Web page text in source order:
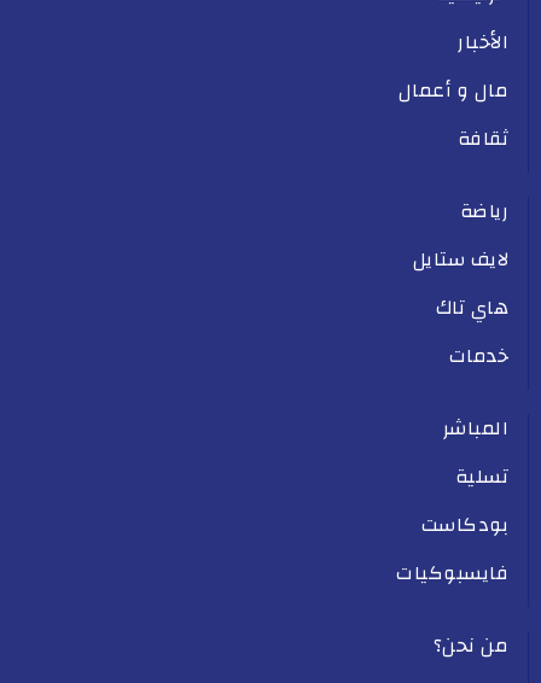
الأخبار
مال و أعمال
ثقافة
رياضة
لايف ستايل
هاي تاك
خدمات
المباشر
تسلية
بودكاست
فايسبوكيات
من نحن؟